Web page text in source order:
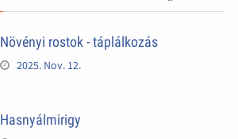
Növényi rostok - táplálkozás
2025. Nov. 12.
Hasnyálmirigy